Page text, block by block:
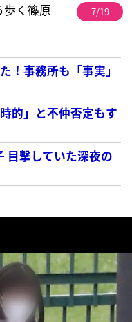
歩く篠原 7/19
！事務所も「事実」
的」と不仲否定もす
目撃していた深夜の